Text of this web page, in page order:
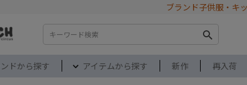
ブランド子供服・キ
ドから探す アイテムから探す 新作 再入荷